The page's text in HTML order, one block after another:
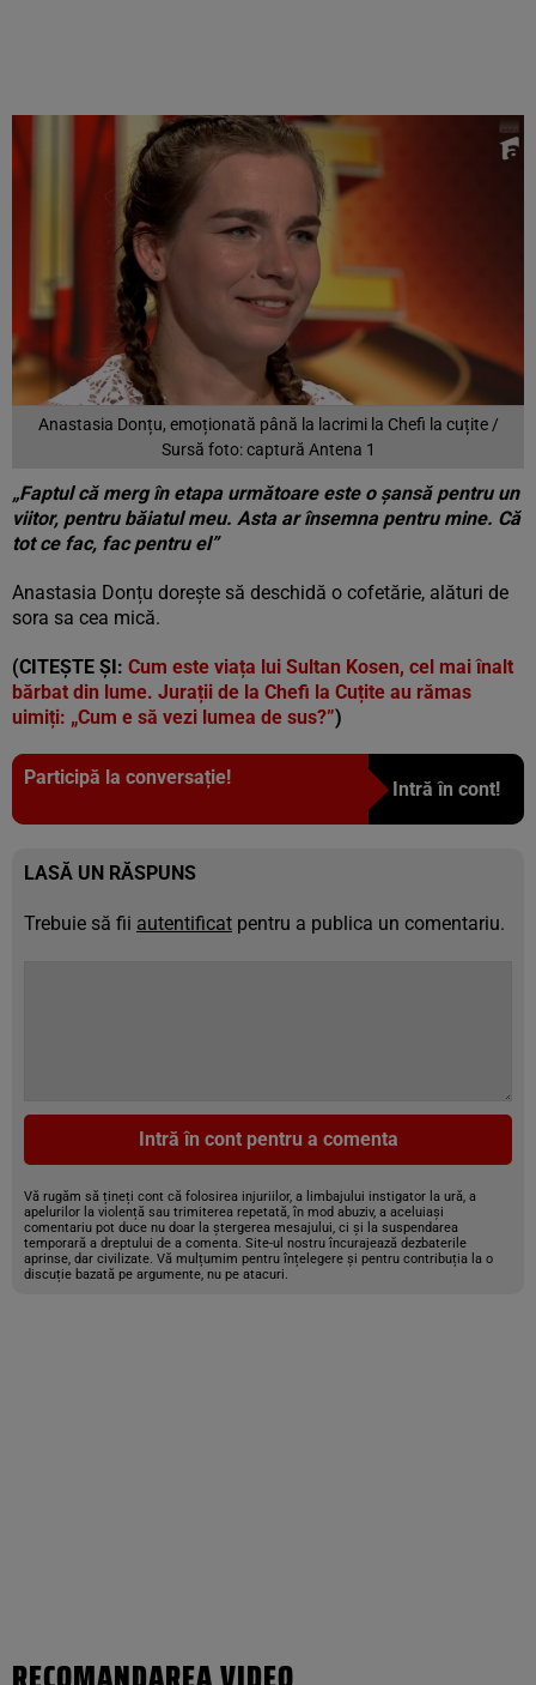
Anastasia Donțu, emoționată până la lacrimi la Chefi la cuțite /
Sursă foto: captură Antena 1
„Faptul că merg în etapa următoare este o șansă pentru un
viitor, pentru băiatul meu. Asta ar însemna pentru mine. Că
tot ce fac, fac pentru el”
Anastasia Donțu dorește să deschidă o cofetărie, alături de
sora sa cea mică.
(CITEȘTE ȘI: Cum este viața lui Sultan Kosen, cel mai înalt
bărbat din lume. Jurații de la Chefi la Cuțite au rămas
uimiți: „Cum e să vezi lumea de sus?”)
Participă la conversație!
Intră în cont!
LASĂ UN RĂSPUNS
Trebuie să fii autentificat pentru a publica un comentariu.
Intră în cont pentru a comenta
Vă rugăm să țineți cont că folosirea injuriilor, a limbajului instigator la ură, a
apelurilor la violență sau trimiterea repetată, în mod abuziv, a aceluiași
comentariu pot duce nu doar la ștergerea mesajului, ci și la suspendarea
temporară a dreptului de a comenta. Site-ul nostru încurajează dezbaterile
aprinse, dar civilizate. Vă mulțumim pentru înțelegere și pentru contribuția la o
discuție bazată pe argumente, nu pe atacuri.